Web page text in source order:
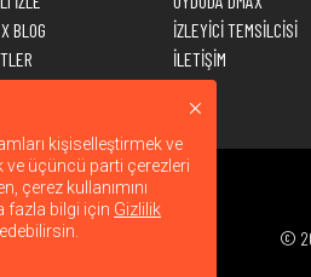
BLOG
İZLEYİCİ TEMSİLCİSİ
İLETİŞİM
©
kişiselleştirmek ve
ve üçüncü parti çerezleri
çerez kullanımını
fazla bilgi için Gizlilik